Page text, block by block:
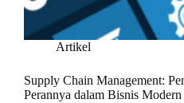
Artikel
Supply Chain Management:
Perannya dalam Bisnis Modern